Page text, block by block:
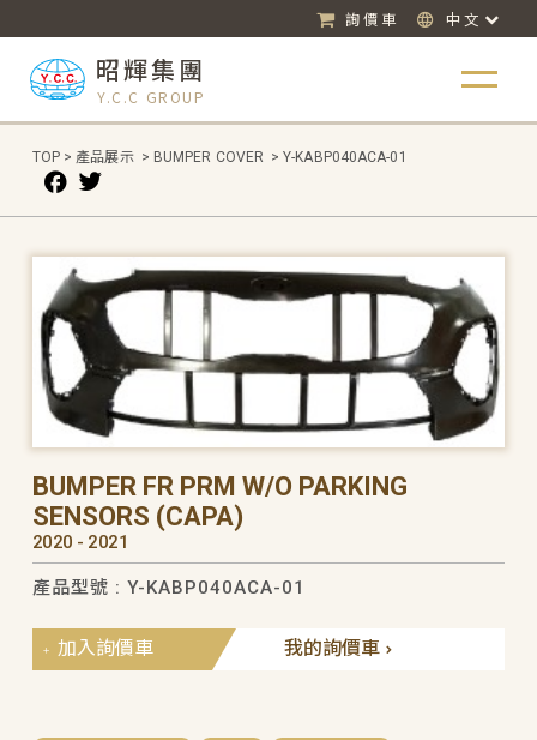
詢價車 中文
昭輝集團
Y.C.C GROUP
TOP > 產品展示 > BUMPER COVER > Y-KABP040ACA-01
BUMPER FR PRM W/O PARKING
SENSORS (CAPA)
2020 - 2021
產品型號 : Y-KABP040ACA-01
我的詢價車
加入詢價車